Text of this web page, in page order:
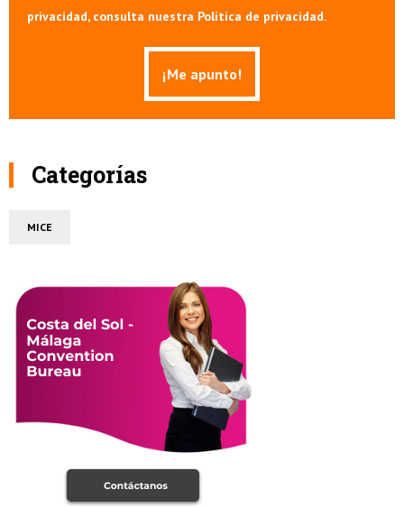
privacidad, consulta nuestra Política de privacidad.
Categorías
MICE